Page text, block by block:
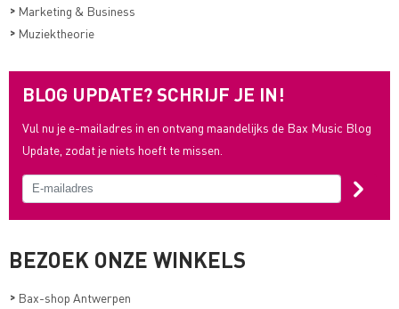
> Marketing & Business
> Muziektheorie
BLOG UPDATE? SCHRIJF JE IN!
Vul nu je e-mailadres in en ontvang maandelijks de Bax Music Blog
Update, zodat je niets hoeft te missen.
BEZOEK ONZE WINKELS
> Bax-shop Antwerpen